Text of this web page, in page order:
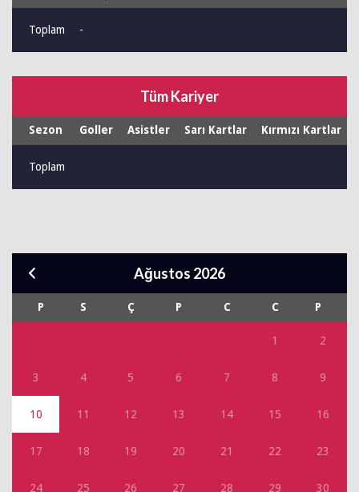
Toplam -
Tüm Kariyer
Sezon Goller Asistler Sarı Kartlar Kırmızı Kartlar
Toplam
Ağustos 2026
P S Ç P C C P
1 2
3 4 5 6 7 8 9
10 11 12 13 14 15 16
17 18 19 20 21 22 23
24 25 26 27 28 29 30